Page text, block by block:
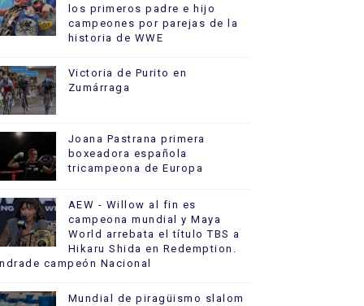
los primeros padre e hijo
campeones por parejas de la
historia de WWE
Victoria de Purito en
Zumárraga
Joana Pastrana primera
boxeadora española
tricampeona de Europa
AEW - Willow al fin es
campeona mundial y Maya
World arrebata el título TBS a
Hikaru Shida en Redemption.
campeón Nacional
Mundial de piragüismo slalom